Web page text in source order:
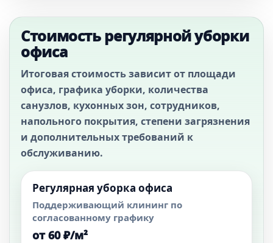
Стоимость регулярной уборки
офиса
Итоговая стоимость зависит от площади
офиса, графика уборки, количества
санузлов, кухонных зон, сотрудников,
напольного покрытия, степени загрязнения
и дополнительных требований к
обслуживанию.
Регулярная уборка офиса
Поддерживающий клининг по
согласованному графику
от 60 ₽/м²